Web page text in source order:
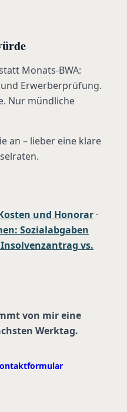
Monats-BWA:
Erwerberprüfung.
Nur mündliche
an – lieber eine klare
und Honorar ·
Sozialabgaben
vs.
von mir eine
Werktag.